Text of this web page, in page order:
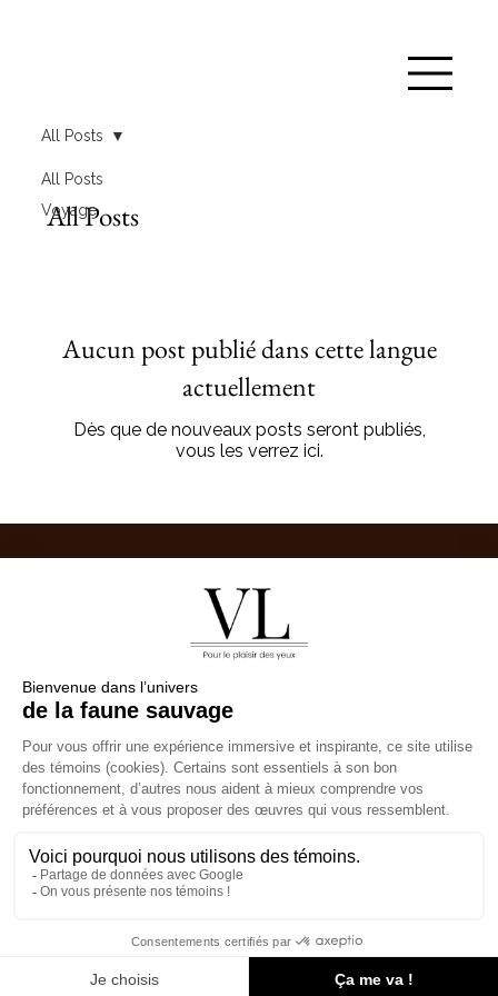
All Posts
Voyage
All Posts
All Posts
Aucun post publié dans cette langue
actuellement
Dès que de nouveaux posts seront publiés,
vous les verrez ici.
Véronique
Lefrançois
Photographe
Fine Art
Communication
Politique de confidentiélité